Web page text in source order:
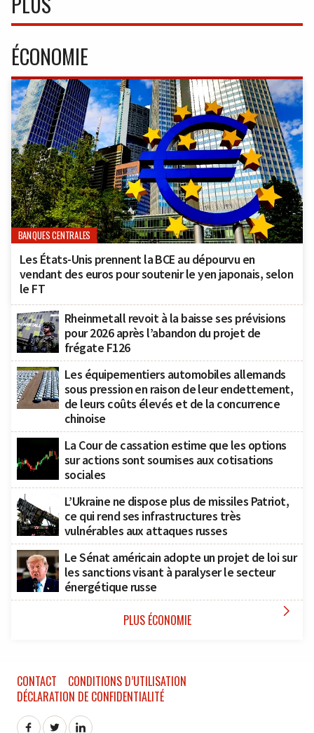
ÉCONOMIE
BANQUES CENTRALES
Les États-Unis prennent la BCE au dépourvu en
vendant des euros pour soutenir le yen japonais, selon
le FT
Rheinmetall revoit à la baisse ses prévisions
pour 2026 après l’abandon du projet de
frégate F126
Les équipementiers automobiles allemands
sous pression en raison de leur endettement,
de leurs coûts élevés et de la concurrence
chinoise
La Cour de cassation estime que les options
sur actions sont soumises aux cotisations
sociales
L’Ukraine ne dispose plus de missiles Patriot,
ce qui rend ses infrastructures très
vulnérables aux attaques russes
Le Sénat américain adopte un projet de loi sur
les sanctions visant à paralyser le secteur
énergétique russe
PLUS ÉCONOMIE 
CONTACT
CONDITIONS D’UTILISATION
DÉCLARATION DE CONFIDENTIALITÉ